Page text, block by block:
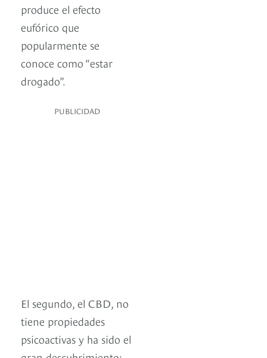
produce el efecto
eufórico que
popularmente se
conoce como “estar
drogado”.
PUBLICIDAD
El segundo, el CBD, no
tiene propiedades
psicoactivas y ha sido el